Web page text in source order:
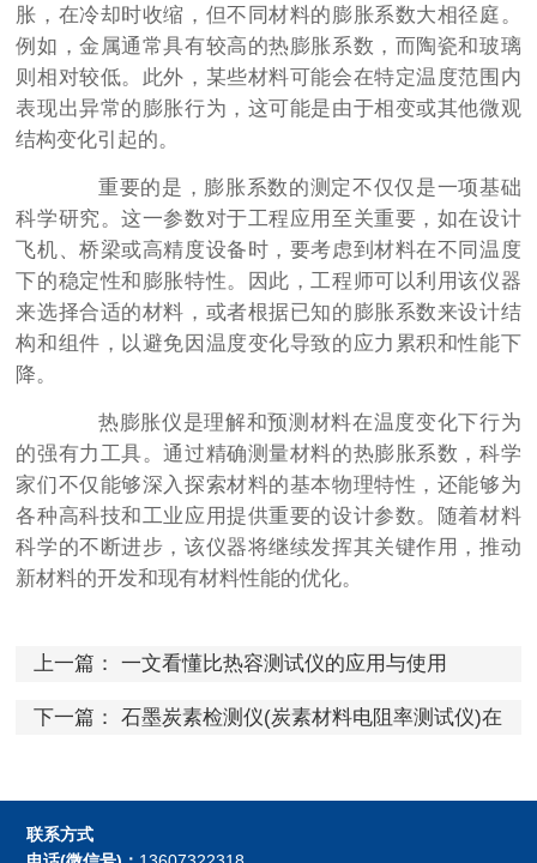
胀，在冷却时收缩，但不同材料的膨胀系数大相径庭。
例如，金属通常具有较高的热膨胀系数，而陶瓷和玻璃
则相对较低。此外，某些材料可能会在特定温度范围内
表现出异常的膨胀行为，这可能是由于相变或其他微观
结构变化引起的。
重要的是，膨胀系数的测定不仅仅是一项基础
科学研究。这一参数对于工程应用至关重要，如在设计
飞机、桥梁或高精度设备时，要考虑到材料在不同温度
下的稳定性和膨胀特性。因此，工程师可以利用该仪器
来选择合适的材料，或者根据已知的膨胀系数来设计结
构和组件，以避免因温度变化导致的应力累积和性能下
降。
热膨胀仪是理解和预测材料在温度变化下行为
的强有力工具。通过精确测量材料的热膨胀系数，科学
家们不仅能够深入探索材料的基本物理特性，还能够为
各种高科技和工业应用提供重要的设计参数。随着材料
科学的不断进步，该仪器将继续发挥其关键作用，推动
新材料的开发和现有材料性能的优化。
上一篇： 一文看懂比热容测试仪的应用与使用
下一篇： 石墨炭素检测仪(炭素材料电阻率测试仪)在
联系方式